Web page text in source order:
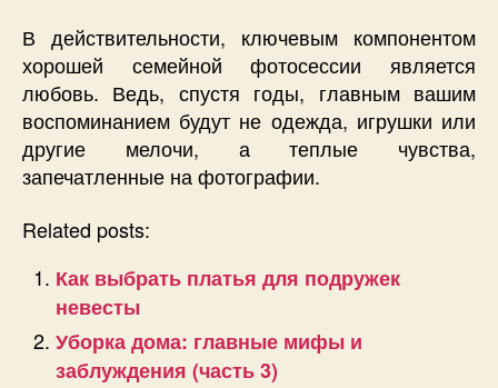
В действительности, ключевым компонентом
хорошей семейной фотосессии является
любовь. Ведь, спустя годы, главным вашим
воспоминанием будут не одежда, игрушки или
другие мелочи, а теплые чувства,
запечатленные на фотографии.
Related posts:
Как выбрать платья для подружек
невесты
Уборка дома: главные мифы и
заблуждения (часть 3)